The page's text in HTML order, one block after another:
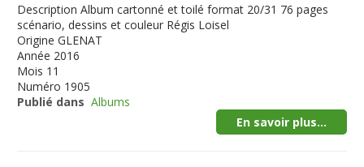
Description Album cartonné et toilé format 20/31 76 pages
scénario, dessins et couleur Régis Loisel
Origine GLENAT
Année 2016
Mois 11
Numéro 1905
Publié dans Albums
En savoir plus...